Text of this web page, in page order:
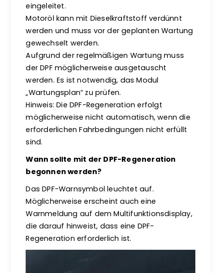
eingeleitet.
Motoröl kann mit Dieselkraftstoff verdünnt
werden und muss vor der geplanten Wartung
gewechselt werden.
Aufgrund der regelmäßigen Wartung muss
der DPF möglicherweise ausgetauscht
werden. Es ist notwendig, das Modul
„Wartungsplan“ zu prüfen.
Hinweis: Die DPF-Regeneration erfolgt
möglicherweise nicht automatisch, wenn die
erforderlichen Fahrbedingungen nicht erfüllt
sind.
Wann sollte mit der DPF-Regeneration
begonnen werden?
Das DPF-Warnsymbol leuchtet auf.
Möglicherweise erscheint auch eine
Warnmeldung auf dem Multifunktionsdisplay,
die darauf hinweist, dass eine DPF-
Regeneration erforderlich ist.